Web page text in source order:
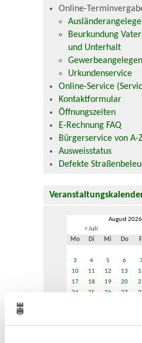
Online-
Beurkundung
und Unterhalt
Urkundenservice
Online-Service
Kontaktformular
Öffnungszeiten
E-Rechnung FAQ
Bürgerservice von A-Z
Ausweisstatus
Defekte
August 2026
< Juli
Mo
Di Mi Do
3
4 5 6 7
10
11 12 13
17
18 19 20
24
25 26 27